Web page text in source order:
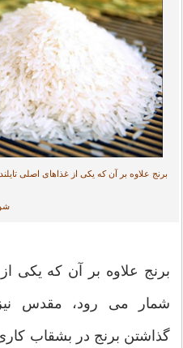
علاوه بر آن که یکی از غذاهای اصلی تایلندی
علاوه بر آن که یکی از
می رود، مقدس نیز
برنج در بشقاب کاری